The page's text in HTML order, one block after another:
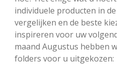
individuele producten in
vergelijken en de beste
inspireren voor uw
maand Augustus hebben
folders voor u uitgekozen: